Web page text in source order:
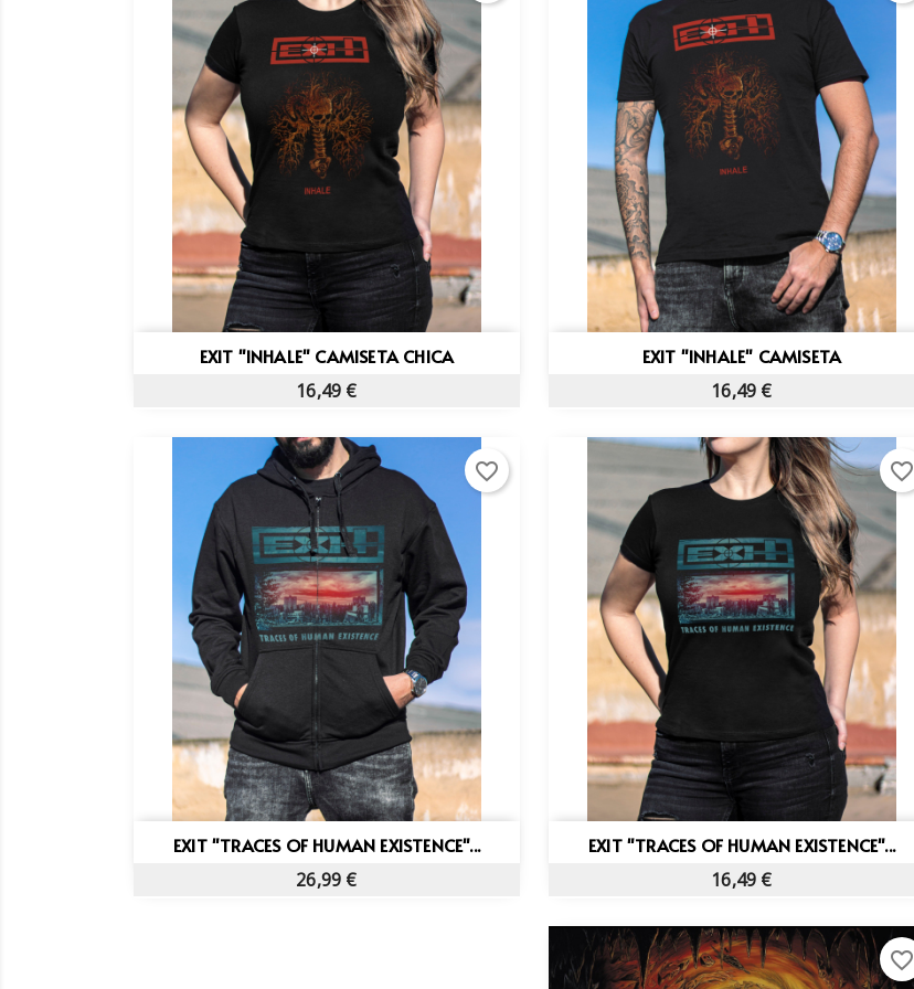
EXIT "INHALE" CAMISETA CHICA
16,49 €
Vista rápida EXIT "INHALE" CAMISETA
16,49 €
Vista rápida
EXIT "TRACES OF HUMAN EXISTENCE"...
26,99 €
Vista rápida
favorite_border
EXIT "TRACES OF HUMAN EXISTENCE"...
16,49 €
Vista rápida
favorite_border
favorite_border